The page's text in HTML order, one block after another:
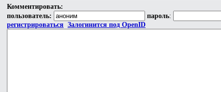
Комментировать:
пользователь:
пароль:
регистрироваться Залогинится под OpenID